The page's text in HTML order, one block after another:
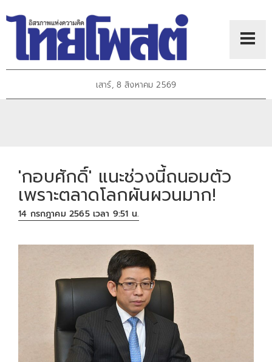
เสาร์, 8 สิงหาคม 2569
'กอบศักดิ์' แนะช่วงนี้ถนอมตัว
เพราะตลาดโลกผันผวนมาก!
14 กรกฎาคม 2565 เวลา 9:51 น.